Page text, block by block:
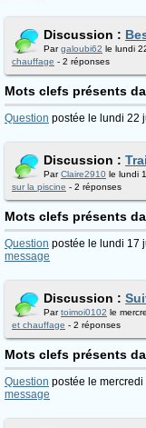
Discussion :
Pargaloubi62 le lundi
chauffage - 2 réponses
Mots clefs présents
Question postée le lundi 22
Discussion :
ParClaire2910 le lundi
sur la piscine - 2 réponses
Mots clefs présents
Question postée le lundi 17
message
Discussion :
Partoimoi0102 le
et chauffage - 2 réponses
Mots clefs présents
Question postée le
message